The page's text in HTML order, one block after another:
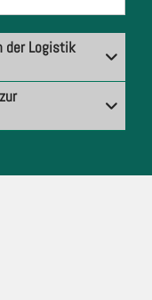
der Logistik